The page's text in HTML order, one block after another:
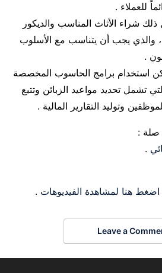
للعملاء .
شراء الأثاث المناسب والديكور
والذي يجب أن يتناسب مع الأسلوب
.
استخدام برامج الحاسوب المخصصة
تشمل تحديد مواعيد الزبائن وتتبع
وتوليد التقارير المالية .
صلة :
.
اضغط هنا لمشاهدة الفيديوهات .
Leave a